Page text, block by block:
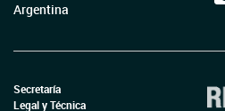
Argentina
Secretaría
Legal y Técnica